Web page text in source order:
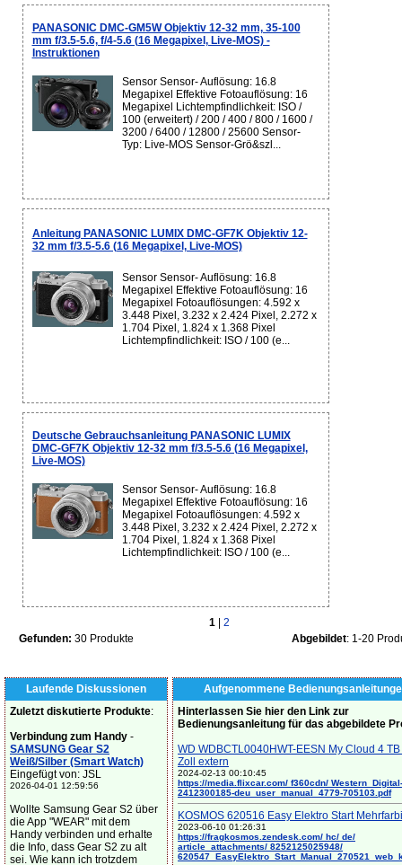
PANASONIC DMC-GM5W Objektiv 12-32 mm, 35-100
mm f/3.5-5.6, f/4-5.6 (16 Megapixel, Live-MOS) -
Instruktionen
Sensor Sensor- Auflösung: 16.8
Megapixel Effektive Fotoauflösung: 16
Megapixel Lichtempfindlichkeit: ISO /
100 (erweitert) / 200 / 400 / 800 / 1600 /
3200 / 6400 / 12800 / 25600 Sensor-
Typ: Live-MOS Sensor-Grö&szl...
Anleitung PANASONIC LUMIX DMC-GF7K Objektiv 12-
32 mm f/3.5-5.6 (16 Megapixel, Live-MOS)
Sensor Sensor- Auflösung: 16.8
Megapixel Effektive Fotoauflösung: 16
Megapixel Fotoauflösungen: 4.592 x
3.448 Pixel, 3.232 x 2.424 Pixel, 2.272 x
1.704 Pixel, 1.824 x 1.368 Pixel
Lichtempfindlichkeit: ISO / 100 (e...
Deutsche Gebrauchsanleitung PANASONIC LUMIX
DMC-GF7K Objektiv 12-32 mm f/3.5-5.6 (16 Megapixel,
Live-MOS)
Sensor Sensor- Auflösung: 16.8
Megapixel Effektive Fotoauflösung: 16
Megapixel Fotoauflösungen: 4.592 x
3.448 Pixel, 3.232 x 2.424 Pixel, 2.272 x
1.704 Pixel, 1.824 x 1.368 Pixel
Lichtempfindlichkeit: ISO / 100 (e...
1
2
Gefunden: 30 Produkte Abgebildet: 1-20
Laufende Diskussionen
Zuletzt diskutierte Produkte:
Verbindung zum Handy -
SAMSUNG Gear S2
Weiß/Silber (Smart Watch)
Eingefügt von: JSL
2026-04-01 12:59:56
Wollte Samsung Gear S2 über
die App "WEAR" mit dem
Handy verbinden und erhalte
die Info, dass Gear S2 zu alt
sei. Wie kann ich trotzdem
Aufgenommene
Hinterlassen Sie hier den Link zur
Bedienungsanleitung für das abgebildete
WD WDBCTL0040HWT-EESN My Cloud 4
Zoll extern
2024-02-13 00:10:45
https://media.flixcar.com/ f360cdn/ Western_Digital-
2412300185-deu_user_manual_4779-705103.pdf
KOSMOS 620516 Easy Elektro Start
2023-06-10 01:26:31
https://fragkosmos.zendesk.com/ hc/ de/
article_attachments/ 8252125025948/